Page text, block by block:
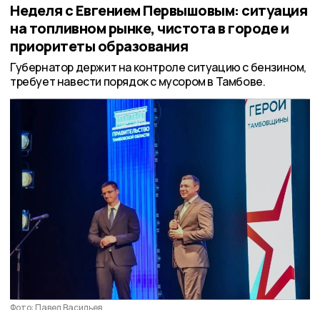
Неделя с Евгением Первышовым: ситуация
на топливном рынке, чистота в городе и
приоритеты образования
Губернатор держит на контроле ситуацию с бензином,
требует навести порядок с мусором в Тамбове.